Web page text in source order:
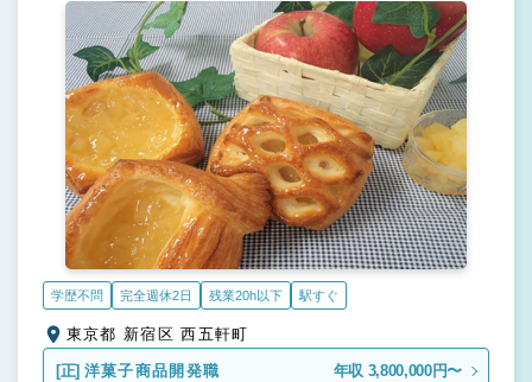
学歴不問 完全週休2日 残業20h以下 駅すぐ
東京都 新宿区 西五軒町
[正] 洋菓子商品開発職 年収 3,800,000円〜